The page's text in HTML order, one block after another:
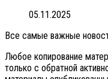
05.11.2025
Все самые важные
Любое копирование
только с обратной